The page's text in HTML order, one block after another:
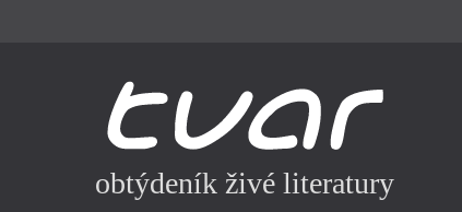
obtýdeník živé literatury